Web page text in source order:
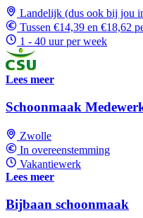
Landelijk (dus ook bij jou
Tussen €14,39 en €18,62
1 - 40 uur per week
Lees meer
Schoonmaak
Zwolle
In overeenstemming
Vakantiewerk
Lees meer
Bijbaan schoonmaak